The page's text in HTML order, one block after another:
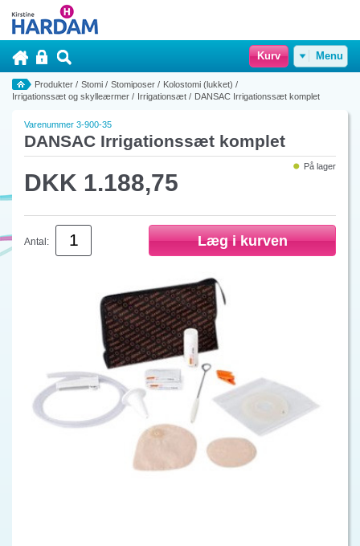
Kurv Menu
Produkter / Stomi / Stomiposer / Kolostomi (lukket) /
Irrigationssæt og skylleærmer / Irrigationsæt / DANSAC Irrigationssæt komplet
Varenummer 3-900-35
DANSAC Irrigationssæt komplet
På lager
DKK 1.188,75
Antal: